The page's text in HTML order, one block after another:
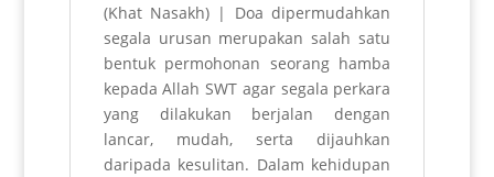
(Khat Nasakh) | Doa dipermudahkan
segala urusan merupakan salah satu
bentuk permohonan seorang hamba
kepada Allah SWT agar segala perkara
yang dilakukan berjalan dengan
lancar, mudah, serta dijauhkan
daripada kesulitan. Dalam kehidupan